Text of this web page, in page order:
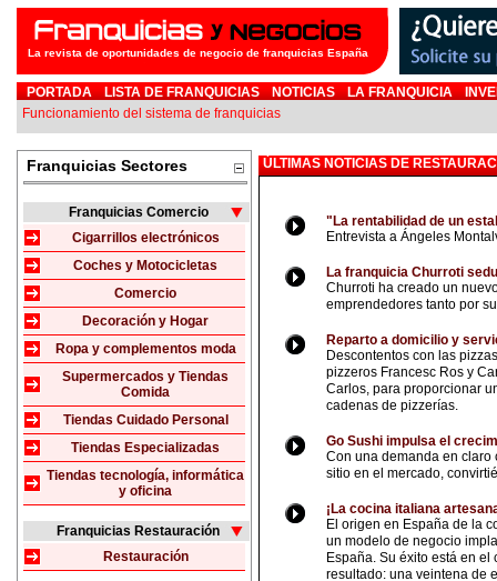
La revista de oportunidades de negocio de franquicias España
PORTADA LISTA DE FRANQUICIAS NOTICIAS LA FRANQUICIA
Funcionamiento del sistema de franquicias
Franquicias Sectores
Franquicias Comercio
Cigarrillos electrónicos
Coches y Motocicletas
Comercio
Decoración y Hogar
Ropa y complementos moda
Supermercados y Tiendas
Comida
Tiendas Cuidado Personal
Tiendas Especializadas
Tiendas tecnología, informática
y oficina
Franquicias Restauración
Restauración
ÚLTIMAS NOTICIAS DE
"La rentabilidad de un
Entrevista a Ángeles
La franquicia Churroti
Churroti ha creado un
emprendedores tanto por
Reparto a domicilio y
Descontentos con las
pizzeros Francesc Ros y
Carlos, para proporcionar
cadenas de pizzerías.
Go Sushi impulsa el
Con una demanda en claro
sitio en el mercado,
¡La cocina italiana
El origen en España de la
un modelo de negocio
España. Su éxito está en
resultado: una veintena de